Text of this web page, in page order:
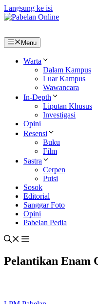
Langsung ke isi
Menu
Warta
Dalam Kampus
Luar Kampus
Wawancara
In-Depth
Liputan Khusus
Investigasi
Opini
Resensi
Buku
Film
Sastra
Cerpen
Puisi
Sosok
Editorial
Sanggar Foto
Opini
Pabelan Pedia
Pelantikan Enam